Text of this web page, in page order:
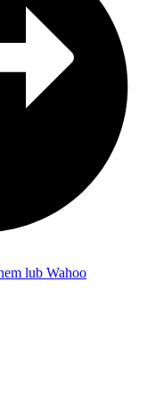
lub Wahoo